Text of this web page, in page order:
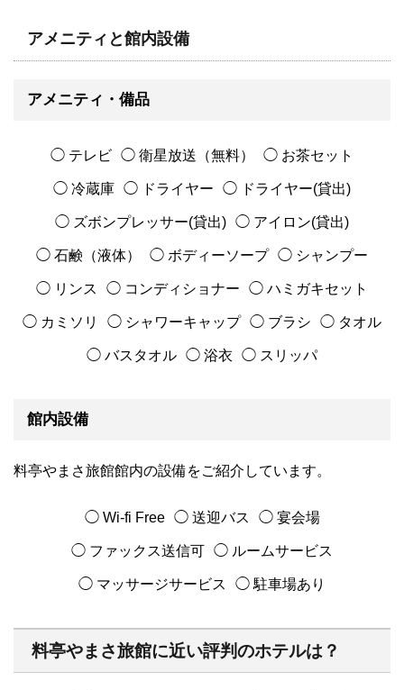
アメニティと館内設備
アメニティ・備品
◯ テレビ ◯ 衛星放送（無料） ◯ お茶セット
◯ 冷蔵庫 ◯ ドライヤー ◯ ドライヤー(貸出)
◯ ズボンプレッサー(貸出) ◯ アイロン(貸出)
◯ 石鹸（液体） ◯ ボディーソープ ◯ シャンプー
◯ リンス ◯ コンディショナー ◯ ハミガキセット
◯ カミソリ ◯ シャワーキャップ ◯ ブラシ ◯ タオル
◯ バスタオル ◯ 浴衣 ◯ スリッパ
館内設備
料亭やまさ旅館館内の設備をご紹介しています。
◯ Wi-fi Free ◯ 送迎バス ◯ 宴会場
◯ ファックス送信可 ◯ ルームサービス
◯ マッサージサービス ◯ 駐車場あり
料亭やまさ旅館に近い評判のホテルは？